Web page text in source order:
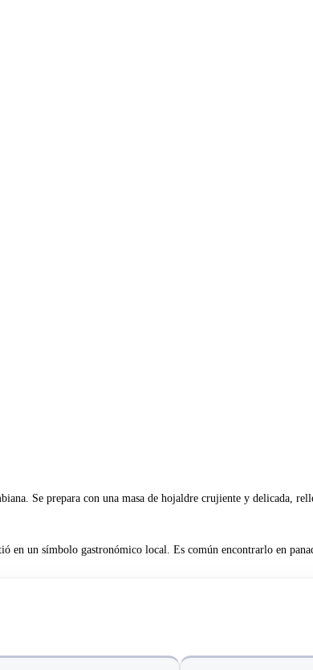
Se prepara con una masa de hojaldre crujiente y delicada,
en un símbolo gastronómico local. Es común encontrarlo en